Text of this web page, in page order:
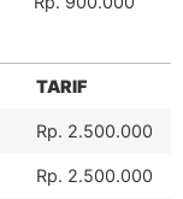
TARIF
Rp. 2.500.000
Rp. 2.500.000